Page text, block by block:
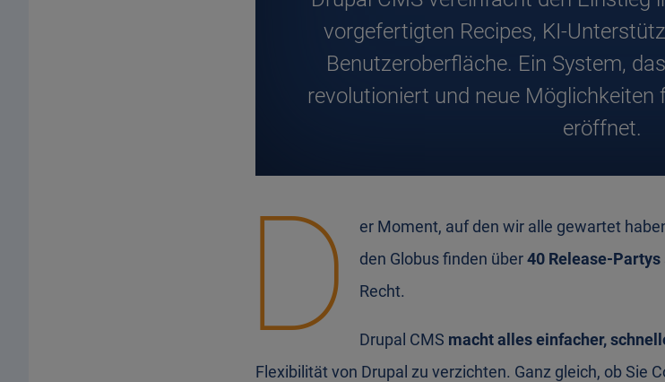
vorgefertigten Recipes, KI-
Benutzeroberfläche. Ein System,
revolutioniert und neue
eröffnet.
D er Moment, auf den wir alle gewartet
den Globus finden über40 Release-Partys
Recht.
Drupal CMS macht alles einfacher,
Flexibilität von Drupal zu verzichten. Ganz gleich, ob Sie